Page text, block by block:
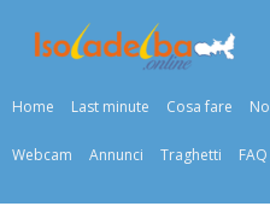
Home Last minute Cosa fare
Webcam Annunci Traghetti FAQ